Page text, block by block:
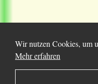
Wir nutzen Cookies, um
Mehr erfahren